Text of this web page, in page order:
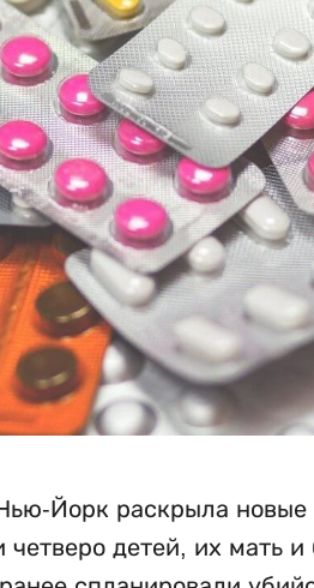
Йорк раскрыла новые
четверо детей, их мать